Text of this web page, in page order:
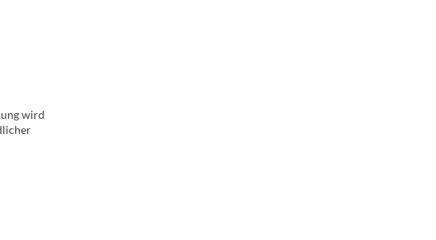
wird